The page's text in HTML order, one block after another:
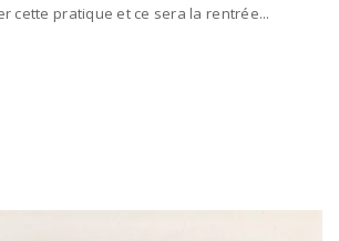
cette pratique et ce sera la rentrée...